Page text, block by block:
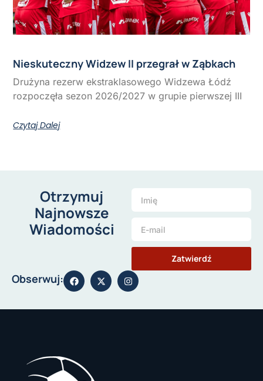
Nieskuteczny Widzew II przegrał w Ząbkach
Drużyna rezerw ekstraklasowego Widzewa Łódź
rozpoczęła sezon 2026/2027 w grupie pierwszej III
Czytaj Dalej
Otrzymuj
Najnowsze
Wiadomości
Zatwierdź
Obserwuj: